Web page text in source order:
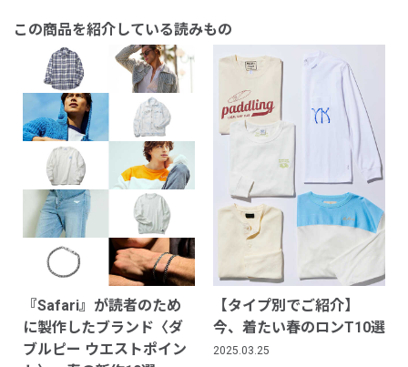
この商品を紹介している読みもの
『Safari』が読者のため
に製作したブランド〈ダ
ブルピー ウエストポイン
【タイプ別でご紹介】
今、着たい春のロンT10選
2025.03.25